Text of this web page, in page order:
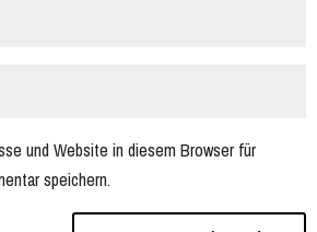
und Website in diesem Browser für
speichern.